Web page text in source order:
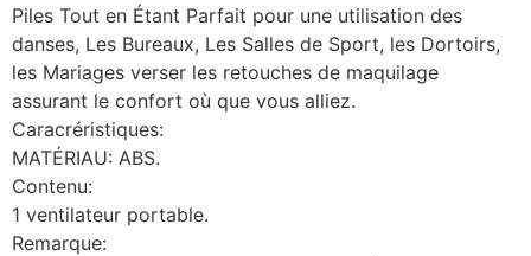
Piles Tout en Étant Parfait pour une utilisation des
danses, Les Bureaux, Les Salles de Sport, les Dortoirs,
les Mariages verser les retouches de maquilage
assurant le confort où que vous alliez.
Caracréristiques:
MATÉRIAU: ABS.
Contenu:
1 ventilateur portable.
Remarque: